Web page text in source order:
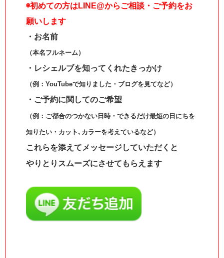
◉初めての方はLINE@からご相談・ご予約をお
願いします
・お名前
（本名フルネーム）
・レシェルブを知ってくれたきっかけ
（例：YouTubeで知りました・ブログを見てなど）
・ご予約に関してのご希望
（例：ご都合のつかない日時・できるだけ最短の日にちを
知りたい・カット､カラーを考えているなど）
これらを添えてメッセージしていただくと
やりとりスムーズにさせてもらえます